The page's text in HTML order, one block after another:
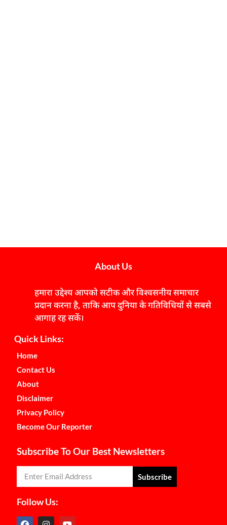
About Us
हमारा उद्देश्य आपको सटीक और विश्वसनीय समाचार
प्रदान करना है, ताकि आप दुनिया के गतिविधियों से सबसे
आगाह रह सकें।
Quick Links:
Home
Contact Us
About
Disclaimer
Privacy Policy
Become Our Reporter
Subscribe To Our Best Newsletters
Subscribe
Follow Us: